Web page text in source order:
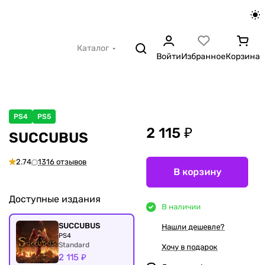
Каталог
ВойтиИзбранноеКорзина
PS4 PS5
SUCCUBUS
2.74 1316 отзывов
Доступные издания
SUCCUBUS
PS4
Standard
2 115 ₽
2 115 ₽
В корзину
В наличии
Нашли дешевле?
Хочу в подарок